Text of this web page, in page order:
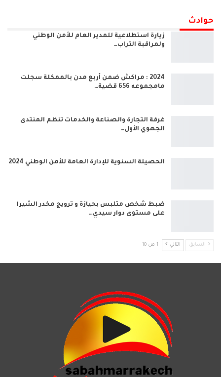
حوادث
زيارة استطلاعية للمدير العام للأمن الوطني
ولمراقبة التراب…
2024 : مراكش ضمن أربع مدن بالممكلة سجلت
مامجموعه 656 قضية…
غرفة التجارة والصناعة والخدمات تنظم المنتدى
الجهوي الأول…
الحصيلة السنوية للإدارة العامة للأمن الوطني 2024
ضبط شخص متلبس بحيازة و ترويج مخدر الشيرا
على مستوى دوار سيدي…
السابق التالي 1 من 10